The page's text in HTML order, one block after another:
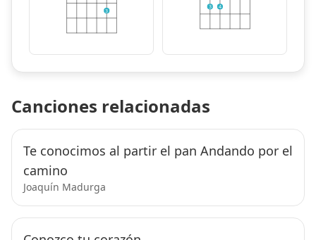
3
3 4
Canciones relacionadas
Te conocimos al partir el pan Andando por el
camino
Joaquín Madurga